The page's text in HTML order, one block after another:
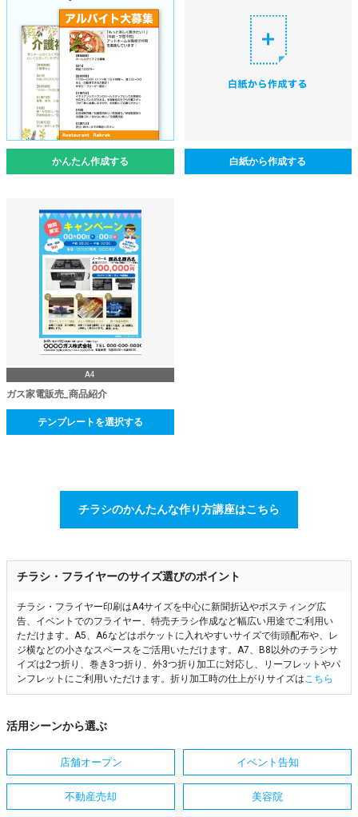
かんたん作成する 白紙から作成する
A4
ガス家電販売_商品紹介
テンプレートを選択する
チラシのかんたんな作り方講座はこちら
チラシ・フライヤーのサイズ選びのポイント
チラシ・フライヤー印刷はA4サイズを中心に新聞折込やポスティング広
告、イベントでのフライヤー、特売チラシ作成など幅広い用途でご利用い
ただけます。A5、A6などはポケットに入れやすいサイズで街頭配布や、レ
ジ横などの小さなスペースをご活用いただけます。A7、B8以外のチラシサ
イズは2つ折り、巻き3つ折り、外3つ折り加工に対応し、リーフレットやパ
ンフレットにご利用いただけます。折り加工時の仕上がりサイズは こちら
活用シーンから選ぶ
店舗オープン イベント告知
不動産売却 美容院